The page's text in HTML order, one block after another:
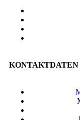
KONTAKTDATEN